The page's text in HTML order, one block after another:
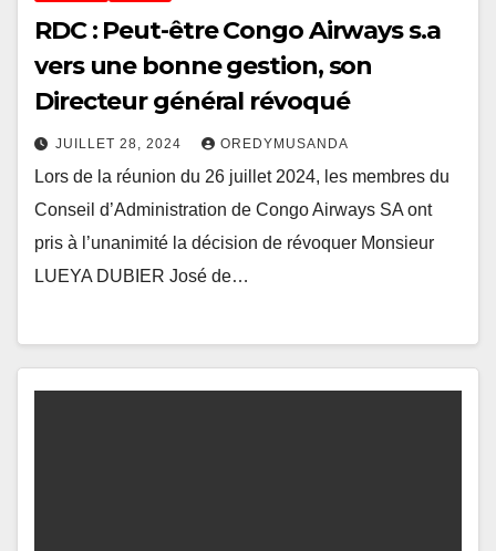
RDC : Peut-être Congo Airways s.a
vers une bonne gestion, son
Directeur général révoqué
JUILLET 28, 2024 OREDYMUSANDA
Lors de la réunion du 26 juillet 2024, les membres du
Conseil d’Administration de Congo Airways SA ont
pris à l’unanimité la décision de révoquer Monsieur
LUEYA DUBIER José de…